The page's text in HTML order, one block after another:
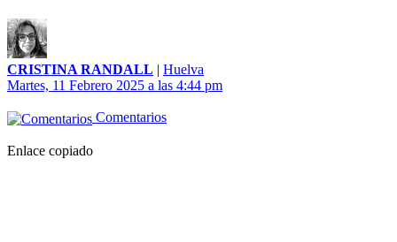
CRISTINA RANDALL | Huelva
Martes, 11 Febrero 2025 a las 4:44 pm
Comentarios
Enlace copiado